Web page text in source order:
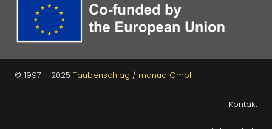
© 1997 – 2025 Taubenschlag / manua GmbH
Kontakt